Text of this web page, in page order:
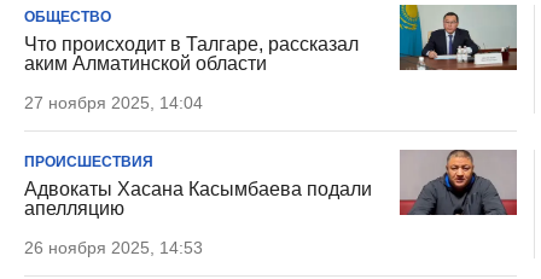
ОБЩЕСТВО
Что происходит в Талгаре, рассказал
аким Алматинской области
27 ноября 2025, 14:04
ПРОИСШЕСТВИЯ
Адвокаты Хасана Касымбаева подали
апелляцию
26 ноября 2025, 14:53